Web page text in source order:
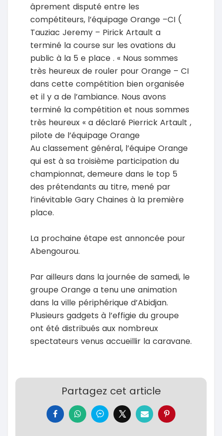
âprement disputé entre les
compétiteurs, l’équipage Orange –CI (
Tauziac Jeremy – Pirick Artault a
terminé la course sur les ovations du
public à la 5 e place . « Nous sommes
très heureux de rouler pour Orange – CI
dans cette compétition bien organisée
et il y a de l’ambiance. Nous avons
terminé la compétition et nous sommes
très heureux « a déclaré Pierrick Artault ,
pilote de l’équipage Orange
Au classement général, l’équipe Orange
qui est à sa troisième participation du
championnat, demeure dans le top 5
des prétendants au titre, mené par
l’inévitable Gary Chaines à la première
place.
La prochaine étape est annoncée pour
Abengourou.
Par ailleurs dans la journée de samedi, le
groupe Orange a tenu une animation
dans la ville périphérique d’Abidjan.
Plusieurs gadgets à l’effigie du groupe
ont été distribués aux nombreux
spectateurs venus accueillir la caravane.
Partagez cet article